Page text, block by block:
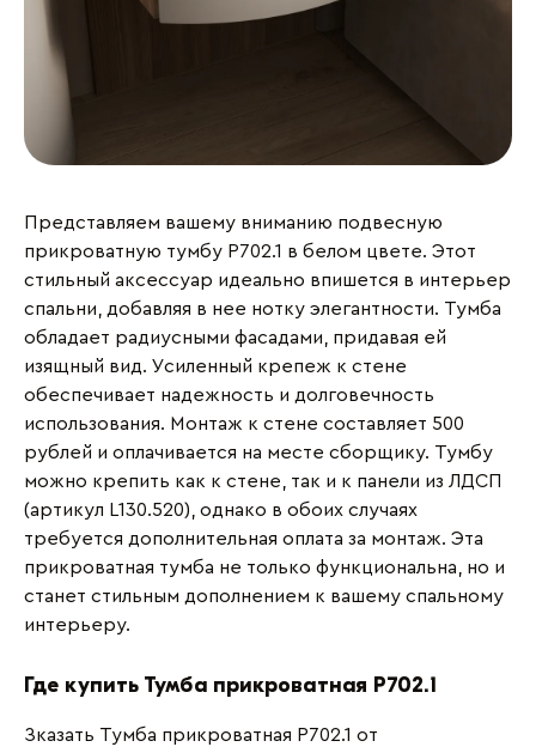
Представляем вашему вниманию подвесную
прикроватную тумбу Р702.1 в белом цвете. Этот
стильный аксессуар идеально впишется в интерьер
спальни, добавляя в нее нотку элегантности. Тумба
обладает радиусными фасадами, придавая ей
изящный вид. Усиленный крепеж к стене
обеспечивает надежность и долговечность
использования. Монтаж к стене составляет 500
рублей и оплачивается на месте сборщику. Тумбу
можно крепить как к стене, так и к панели из ЛДСП
(артикул L130.520), однако в обоих случаях
требуется дополнительная оплата за монтаж. Эта
прикроватная тумба не только функциональна, но и
станет стильным дополнением к вашему спальному
интерьеру.
Где купить Тумба прикроватная P702.1
Зказать Тумба прикроватная P702.1 от